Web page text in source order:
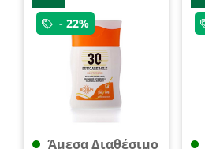
- 22%
Άμεσα Διαθέσιμο